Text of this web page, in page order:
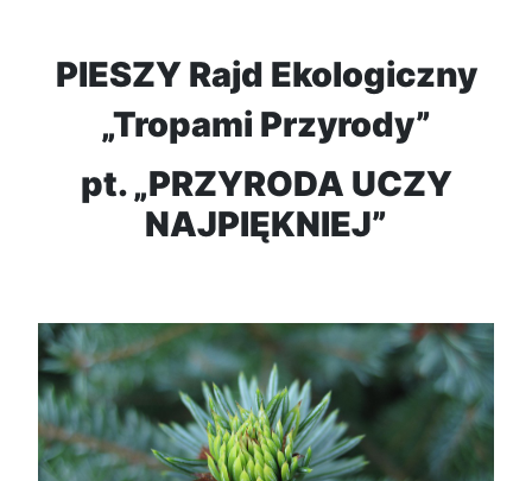
PIESZY Rajd Ekologiczny
„Tropami Przyrody”
pt. „PRZYRODA UCZY
NAJPIĘKNIEJ”